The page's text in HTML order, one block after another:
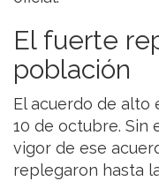
El fuerte
población
El acuerdo de alto
10 de octubre. Sin
vigor de ese
replegaron hasta